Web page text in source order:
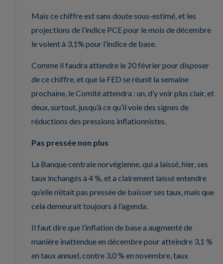
Mais ce chiffre est sans doute sous-estimé, et les
projections de l’indice PCE pour le mois de décembre
le voient à 3,1% pour l’indice de base.
Comme il faudra attendre le 20 février pour disposer
de ce chiffre, et que la FED se réunit la semaine
prochaine, le Comité attendra : un, d’y voir plus clair, et
deux, surtout, jusqu’à ce qu’il voie des signes de
réductions des pressions inflationnistes.
Pas pressée non plus
La Banque centrale norvégienne, qui a laissé, hier, ses
taux inchangés à 4 %, et a clairement laissé entendre
qu’elle n’était pas pressée de baisser ses taux, mais que
cela demeurait toujours à l’agenda.
Il faut dire que l’inflation de base a augmenté de
manière inattendue en décembre pour atteindre 3,1 %
en taux annuel, contre 3,0 % en novembre, taux